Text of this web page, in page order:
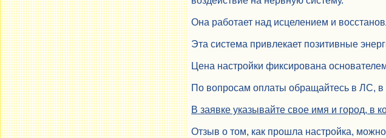
Она работает над исцелением и
Эта система привлекает позитивные
Цена настройки фиксирована
По вопросам оплаты обращайтесь в ЛС, в
В заявке указывайте свое имя и город,
Отзыв о том, как прошла настройка, можно